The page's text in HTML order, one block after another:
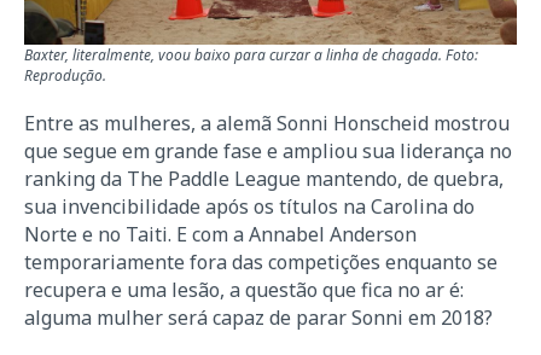
Baxter, literalmente, voou baixo para curzar a linha de chagada. Foto:
Reprodução.
Entre as mulheres, a alemã Sonni Honscheid mostrou
que segue em grande fase e ampliou sua liderança no
ranking da The Paddle League mantendo, de quebra,
sua invencibilidade após os títulos na Carolina do
Norte e no Taiti. E com a Annabel Anderson
temporariamente fora das competições enquanto se
recupera e uma lesão, a questão que fica no ar é:
alguma mulher será capaz de parar Sonni em 2018?